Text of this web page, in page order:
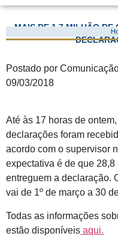
MAIS DE 1,7 MILHÃO DE
Postado por
09/03/2018
Até às 17 horas de
declarações foram
acordo com o supervisor
expectativa é de que
entreguem a declaração.
vai de 1º de março a 30
Todas as informações
estão disponíveis aqui.